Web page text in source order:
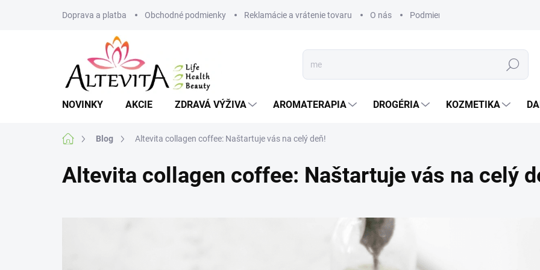
Doprava a platba Obchodné podmienky Reklamácie a vrátenie tovaru O nás Podmienky ochrany osobných
Hľadať
NOVINKY AKCIE ZDRAVÁ VÝŽIVA AROMATERAPIA DROGÉRIA KOZMETIKA
DomovBlog Altevita collagen coffee: Naštartuje vás na celý deň!
Altevita collagen coffee: Naštartuje vás na celý